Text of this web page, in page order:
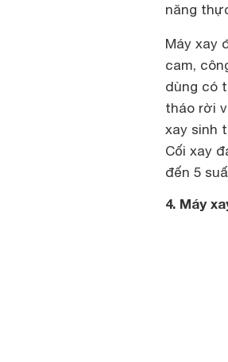
năng
Máy xay
cam,
dùng có
tháo rời
xay sinh
Cối xay
đến 5
4. Máy